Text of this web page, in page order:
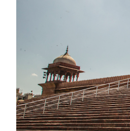
Sport
PODCAST